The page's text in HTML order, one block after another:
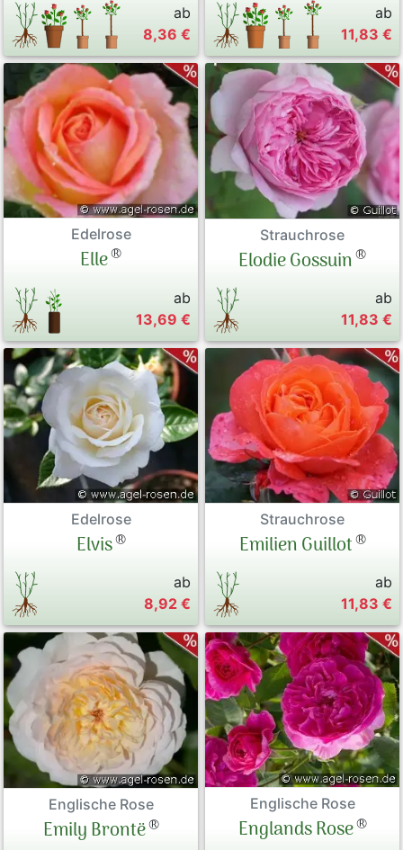
ab
8,36 €
ab
11,83 €
Edelrose
Elle®
ab
13,69 €
Strauchrose
Elodie Gossuin®
ab
11,83 €
Edelrose
Elvis®
ab
8,92 €
Strauchrose
Emilien Guillot®
ab
11,83 €
Englische Rose
Emily Brontë®
Englische Rose
Englands Rose®